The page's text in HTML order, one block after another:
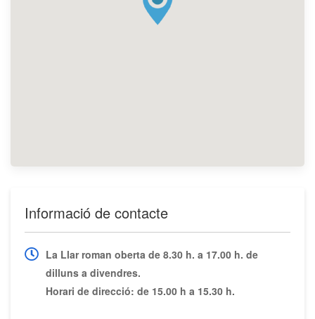
Informació de contacte
La Llar roman oberta de 8.30 h. a 17.00 h. de
dilluns a divendres.
Horari de direcció: de 15.00 h a 15.30 h.